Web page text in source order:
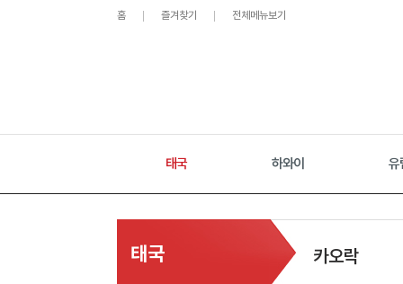
홈 즐겨찾기 전체메뉴보기
태국 하와이 유
태국 카오락